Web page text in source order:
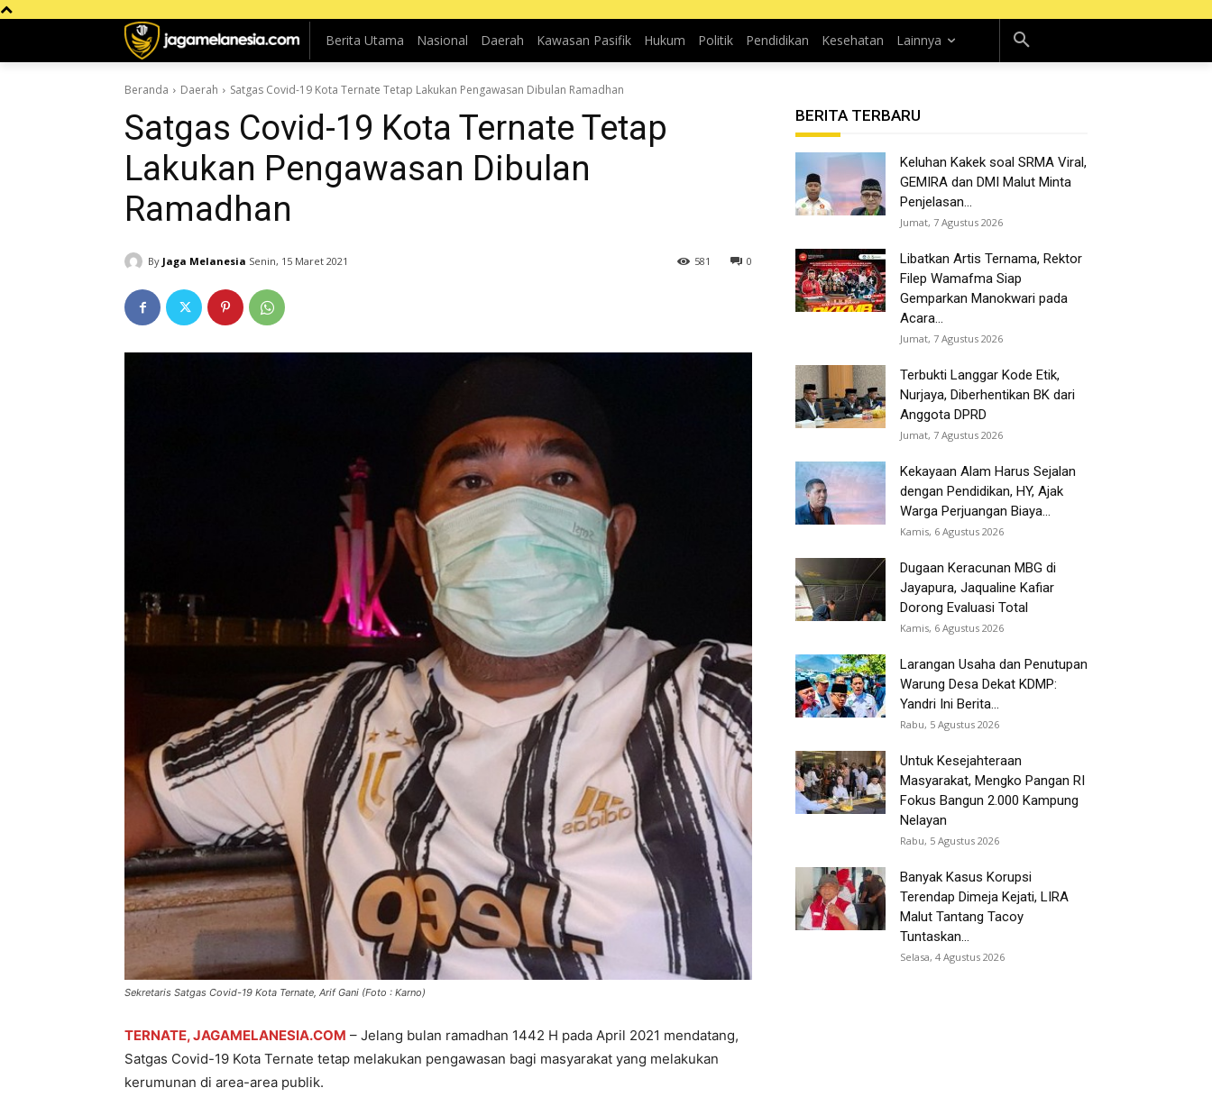
Berita Utama Nasional Daerah Kawasan Pasifik Hukum Politik Pendidikan Kesehatan Lainnya
Beranda Daerah Satgas Covid-19 Kota Ternate Tetap Lakukan Pengawasan Dibulan Ramadhan
Satgas Covid-19 Kota Ternate Tetap
Lakukan Pengawasan Dibulan
Ramadhan
By Jaga Melanesia Senin, 15 Maret 2021 0
581
Sekretaris Satgas Covid-19 Kota Ternate, Arif Gani (Foto : Karno)
TERNATE, JAGAMELANESIA.COM – Jelang bulan ramadhan 1442 H pada April 2021 mendatang,
Satgas Covid-19 Kota Ternate tetap melakukan pengawasan bagi masyarakat yang melakukan
kerumunan di area-area publik.
BERITA TERBARU
Keluhan Kakek soal SRMA Viral,
GEMIRA dan DMI Malut Minta
Penjelasan...
Jumat, 7 Agustus 2026
Libatkan Artis Ternama, Rektor
Filep Wamafma Siap
Gemparkan Manokwari pada
Acara...
Jumat, 7 Agustus 2026
Terbukti Langgar Kode Etik,
Nurjaya, Diberhentikan BK dari
Anggota DPRD
Jumat, 7 Agustus 2026
Kekayaan Alam Harus Sejalan
dengan Pendidikan, HY, Ajak
Warga Perjuangan Biaya...
Kamis, 6 Agustus 2026
Dugaan Keracunan MBG di
Jayapura, Jaqualine Kafiar
Dorong Evaluasi Total
Kamis, 6 Agustus 2026
Larangan Usaha dan Penutupan
Warung Desa Dekat KDMP:
Yandri Ini Berita...
Rabu, 5 Agustus 2026
Untuk Kesejahteraan
Masyarakat, Mengko Pangan RI
Fokus Bangun 2.000 Kampung
Nelayan
Rabu, 5 Agustus 2026
Banyak Kasus Korupsi
Terendap Dimeja Kejati, LIRA
Malut Tantang Tacoy
Tuntaskan...
Selasa, 4 Agustus 2026